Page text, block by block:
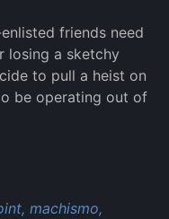
friends need
losing a sketchy
to pull a heist on
be operating out of
machismo,